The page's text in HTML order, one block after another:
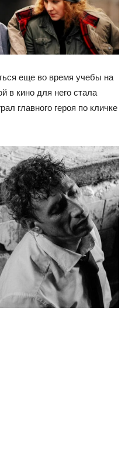
еще во время учебы на
в кино для него стала
главного героя по кличке